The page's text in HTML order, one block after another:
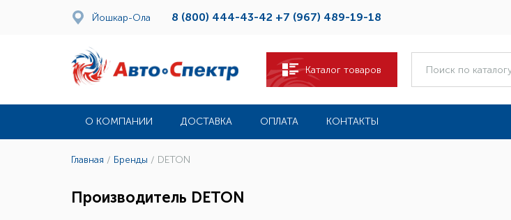
Йошкар-Ола 8 (800) 444-43-42 +7 (967) 489-19-18
Каталог товаров
О КОМПАНИИ ДОСТАВКА ОПЛАТА КОНТАКТЫ
Главная / Бренды / DETON
Производитель DETON